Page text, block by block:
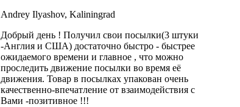
Andrey Ilyashov, Kaliningrad
Добрый день ! Получил свои посылки(3 штуки
-Англия и США) достаточно быстро - быстрее
ожидаемого времени и главное , что можно
проследить движение посылки во время её
движения. Товар в посылках упакован очень
качественно-впечатление от взаимодействия с
Вами -позитивное !!!